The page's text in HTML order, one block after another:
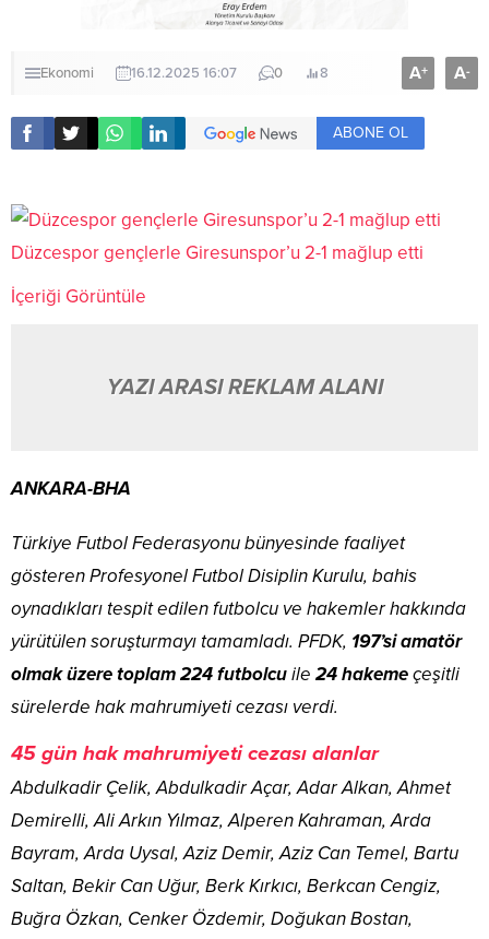
Ekonomi 16.12.2025 16:07 0 8 A+ A-
ABONE OL
Düzcespor gençlerle Giresunspor’u 2-1 mağlup etti
İçeriği Görüntüle
YAZI ARASI REKLAM ALANI
ANKARA-BHA
Türkiye Futbol Federasyonu bünyesinde faaliyet
gösteren Profesyonel Futbol Disiplin Kurulu, bahis
oynadıkları tespit edilen futbolcu ve hakemler hakkında
yürütülen soruşturmayı tamamladı. PFDK, 197’si amatör
olmak üzere toplam 224 futbolcuile 24 hakemeçeşitli
sürelerde hak mahrumiyeti cezası verdi.
45 gün hak mahrumiyeti cezası alanlar
Abdulkadir Çelik, Abdulkadir Açar, Adar Alkan, Ahmet
Demirelli, Ali Arkın Yılmaz, Alperen Kahraman, Arda
Bayram, Arda Uysal, Aziz Demir, Aziz Can Temel, Bartu
Saltan, Bekir Can Uğur, Berk Kırkıcı, Berkcan Cengiz,
Buğra Özkan, Cenker Özdemir, Doğukan Bostan,